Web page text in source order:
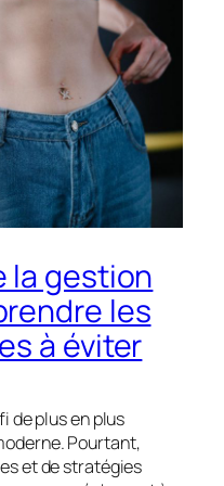
la gestion
les
à éviter
de plus en plus
Pourtant,
et de stratégies